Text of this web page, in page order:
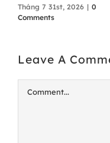
Tháng 7 31st, 2026 | 0
Comments
Leave A
Comment